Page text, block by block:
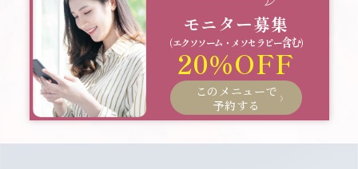
モニター募集
（エクソソーム・メソセラピー含む）
20％OFF
このメニューで
予約する